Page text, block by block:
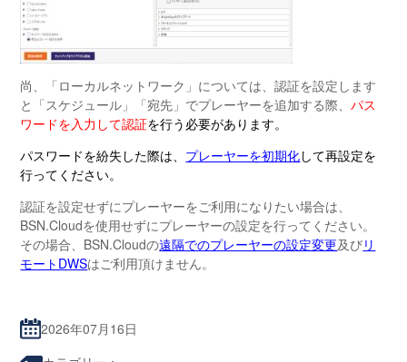
尚、「ローカルネットワーク」については、認証を設定します
と「スケジュール」「宛先」でプレーヤーを追加する際、パス
ワードを入力して認証を行う必要があります。
パスワードを紛失した際は、 プレーヤーを初期化して再設定を
行ってください。
認証を設定せずにプレーヤーをご利用になりたい場合は、
BSN.Cloudを使用せずにプレーヤーの設定を行ってください。
その場合、BSN.Cloudの遠隔でのプレーヤーの設定変更及びリ
モートDWSはご利用頂けません。
2026年07月16日